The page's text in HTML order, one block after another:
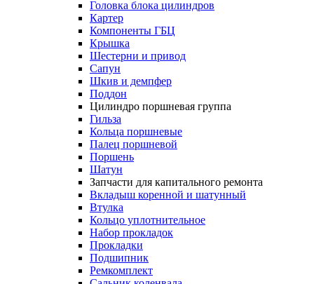
Головка блока цилиндров
Картер
Компоненты ГБЦ
Крышка
Шестерни и привод
Сапун
Шкив и демпфер
Поддон
Цилиндро поршневая группа
Гильза
Кольца поршневые
Палец поршневой
Поршень
Шатун
Запчасти для капитального ремонта
Вкладыш коренной и шатунный
Втулка
Кольцо уплотнительное
Набор прокладок
Прокладки
Подшипник
Ремкомплект